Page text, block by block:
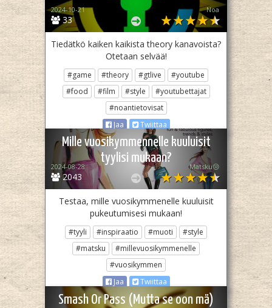
33
2024-10-21 Noa
Tiedätkö kaiken kaikista theory kanavoista?
Otetaan selvää!
#game #theory #gtlive
#youtube
#food
#film #style
#youtubettajat
#noantietovisat
Jaa
Twiittaa
Mille vuosikymmennelle kuuluisit
tyylisi mukaan?
2043
2024-08-28 Matsku😒
Testaa, mille vuosikymmenelle kuuluisit
pukeutumisesi mukaan!
#tyyli #inspiraatio #muoti
#style
#matsku
#millevuosikymmenelle
#vuosikymmen
Jaa
Twiittaa
Smash Or Pass (Mutta se oon mä)